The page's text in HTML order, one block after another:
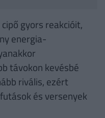
gyors reakcióit,
energia-
távokon kevésbé
rivális, ezért
és versenyek